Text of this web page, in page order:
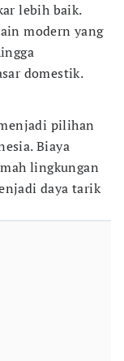
lebih baik.
modern yang
domestik.
pilihan
Biaya
lingkungan
daya tarik